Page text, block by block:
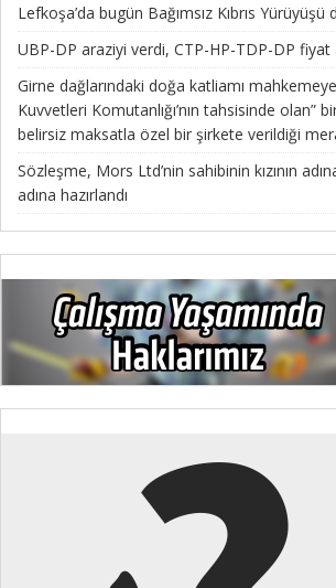
Lefkoşa’da bugün Bağımsız Kıbrıs
UBP-DP araziyi verdi, CTP-HP-TDP-DP fiyat
Girne dağlarındaki doğa katliamı mahkemeye
Kuvvetleri Komutanlığı’nın tahsisinde olan”
belirsiz maksatla özel bir şirkete verildiği
Sözleşme, Mors Ltd’nin sahibinin kızının
adına hazırlandı